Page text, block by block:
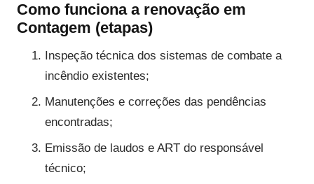
Como funciona a renovação em
Contagem (etapas)
Inspeção técnica dos sistemas de combate a
incêndio existentes;
Manutenções e correções das pendências
encontradas;
Emissão de laudos e ART do responsável
técnico;